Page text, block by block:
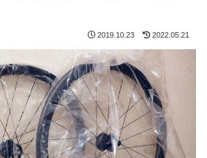
2019.10.23 2022.05.21